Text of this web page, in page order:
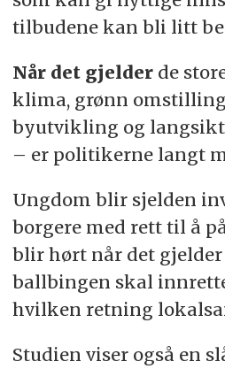
tilbudene kan bli litt
Når det gjelderde
klima, grønn
byutvikling og
– er politikerne langt
Ungdom blir sjelden
borgere med rett til å
blir hørt når det gjelder
ballbingen skal
hvilken retning
Studien viser også en